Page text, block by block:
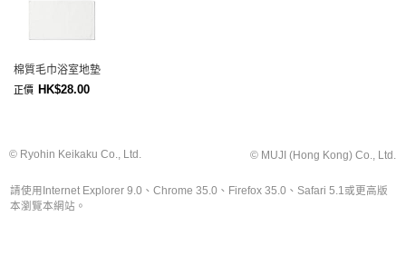
棉質毛巾浴室地墊
正價 HK$28.00
© Ryohin Keikaku Co., Ltd. © MUJI (Hong Kong) Co., Ltd.
請使用Internet Explorer 9.0、Chrome 35.0、Firefox 35.0、Safari 5.1或更高版
本瀏覽本網站。